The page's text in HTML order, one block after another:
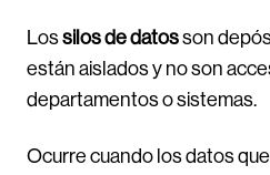
Lossilos de datosson
están aislados y no son
departamentos o sistemas.
Ocurre cuando los datos